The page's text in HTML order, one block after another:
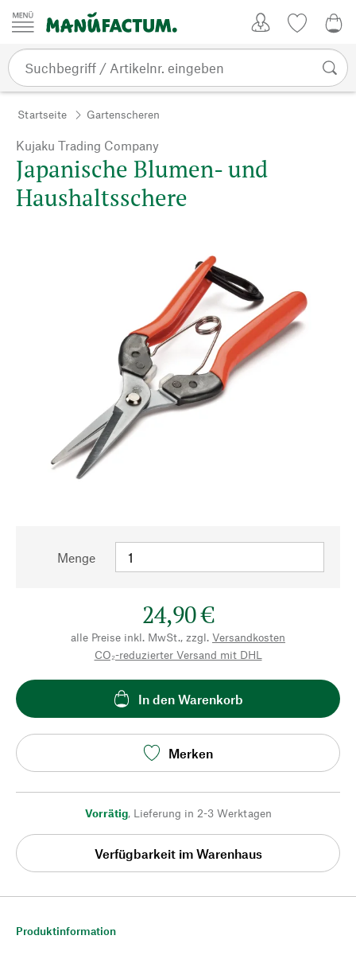
Zum Inhalt springen
Startseite Gartenscheren
Kujaku Trading Company
Japanische Blumen- und
Haushaltsschere
Menge
24,90 €
alle Preise inkl. MwSt., zzgl. Versandkosten
CO₂-reduzierter Versand mit DHL
In den Warenkorb
Merken
Vorrätig, Lieferung in 2-3 Werktagen
Verfügbarkeit im Warenhaus
Produktinformation